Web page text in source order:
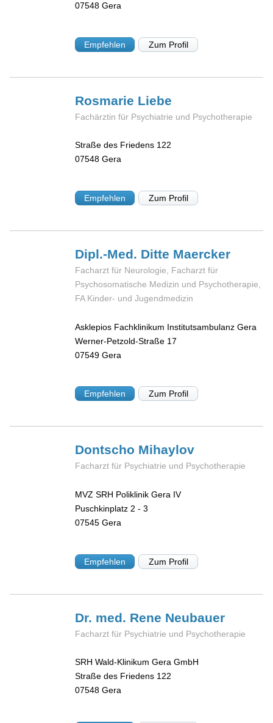
07548 Gera
Empfehlen Zum Profil
Rosmarie Liebe
Fachärztin für Psychiatrie und Psychotherapie
Straße des Friedens 122
07548 Gera
Empfehlen Zum Profil
Dipl.-Med. Ditte Maercker
Facharzt für Neurologie, Facharzt für
Psychosomatische Medizin und Psychotherapie,
FA Kinder- und Jugendmedizin
Asklepios Fachklinikum Institutsambulanz Gera
Werner-Petzold-Straße 17
07549 Gera
Empfehlen Zum Profil
Dontscho Mihaylov
Facharzt für Psychiatrie und Psychotherapie
MVZ SRH Poliklinik Gera IV
Puschkinplatz 2 - 3
07545 Gera
Empfehlen Zum Profil
Dr. med. Rene Neubauer
Facharzt für Psychiatrie und Psychotherapie
SRH Wald-Klinikum Gera GmbH
Straße des Friedens 122
07548 Gera